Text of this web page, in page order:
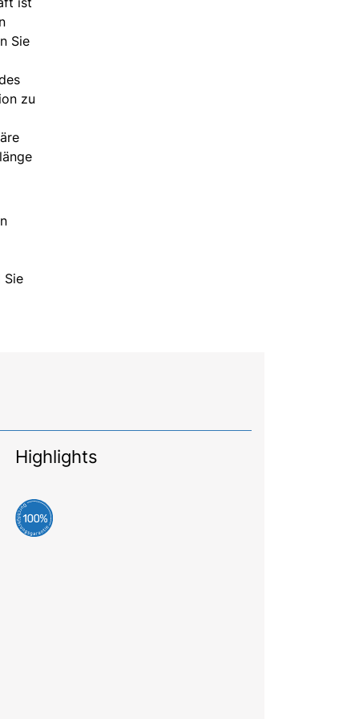
Sie
zu
Sie
Highlights